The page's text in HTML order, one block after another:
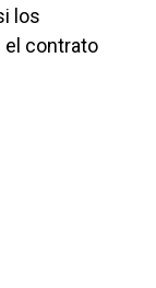
los
el contrato